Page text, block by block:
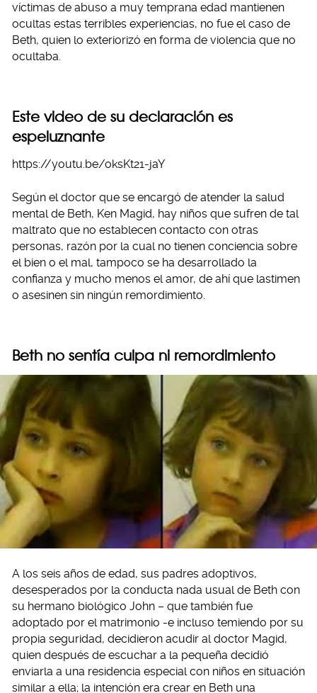
víctimas de abuso a muy temprana edad mantienen
ocultas estas terribles experiencias, no fue el caso de
Beth, quien lo exteriorizó en forma de violencia que no
ocultaba.
Este video de su declaración es
espeluznante
https://youtu.be/oksKt21-jaY
Según el doctor que se encargó de atender la salud
mental de Beth, Ken Magid, hay niños que sufren de tal
maltrato que no establecen contacto con otras
personas, razón por la cual no tienen conciencia sobre
el bien o el mal, tampoco se ha desarrollado la
confianza y mucho menos el amor, de ahí que lastimen
o asesinen sin ningún remordimiento.
Beth no sentía culpa ni remordimiento
A los seis años de edad, sus padres adoptivos,
desesperados por la conducta nada usual de Beth con
su hermano biológico John – que también fue
adoptado por el matrimonio -e incluso temiendo por su
propia seguridad, decidieron acudir al doctor Magid,
quien después de escuchar a la pequeña decidió
enviarla a una residencia especial con niños en situación
similar a ella; la intención era crear en Beth una